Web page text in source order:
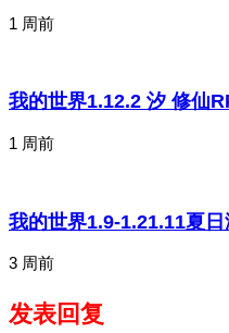
1 周前
我的世界1.12.2 汐 修仙
1 周前
我的世界1.9-1.21.11夏
3 周前
发表回复